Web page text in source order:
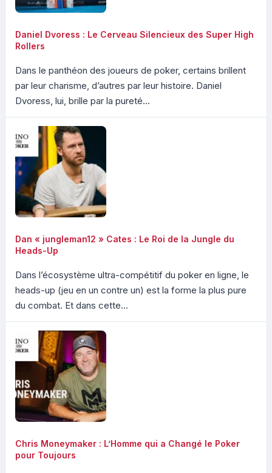
Daniel Dvoress : Le Cerveau Silencieux des Super High
Rollers
Dans le panthéon des joueurs de poker, certains brillent
par leur charisme, d’autres par leur histoire. Daniel
Dvoress, lui, brille par la pureté...
Dan « jungleman12 » Cates : Le Roi de la Jungle du
Heads-Up
Dans l’écosystème ultra-compétitif du poker en ligne, le
heads-up (jeu en un contre un) est la forme la plus pure
du combat. Et dans cette...
Chris Moneymaker : L’Homme qui a Changé le Poker
pour Toujours